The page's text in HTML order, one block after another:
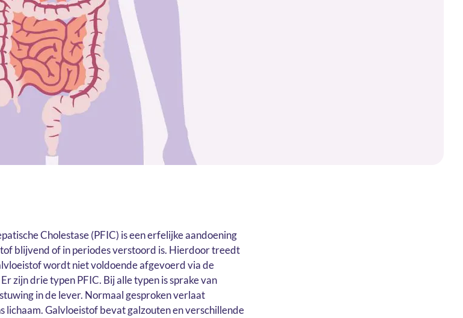
Cholestase (PFIC) is een erfelijke aandoening
blijvend of in periodes verstoord is. Hierdoor treedt
wordt niet voldoende afgevoerd via de
zijn drie typen PFIC. Bij alle typen is sprake van
in de lever. Normaal gesproken verlaat
lichaam. Galvloeistof bevat galzouten en verschillende